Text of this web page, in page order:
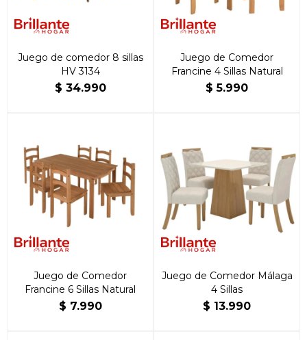
Juego de comedor 8 sillas
HV 3134
$ 34.990
Juego de Comedor
Francine 4 Sillas Natural
$ 5.990
Juego de Comedor
Francine 6 Sillas Natural
$ 7.990
Juego de Comedor Málaga
4 Sillas
$ 13.990